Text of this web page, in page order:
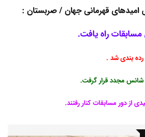
قهرمانی جهان / صربستان :
راه یافت.
بندی شد .
شانس مجدد قرار گرفت.
از دور مسابقات کنار رفتند.